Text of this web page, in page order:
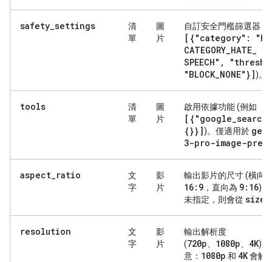
safety_settings
清
單
圖
片
自訂安全門檻篩選器 (
[{"category":
CATEGORY_HATE_
SPEECH" ,
"BLOCK_NONE"}])。
tools
清
單
圖
片
啟用依據功能 (例如
[{"google_
{}}])。僅適用於
3-pro-image-
aspect_ratio
文
字
影
片
輸出影片的尺寸 (橫向
16:9 ，直向為 9:16)。
未指定，則會從 size
resolution
文
字
影
片
輸出解析度
(720p 1080p 4K)。
意： 1080p 和 4K會觸